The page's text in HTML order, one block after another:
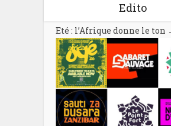
Edito
Eté : l’Afrique donne le ton